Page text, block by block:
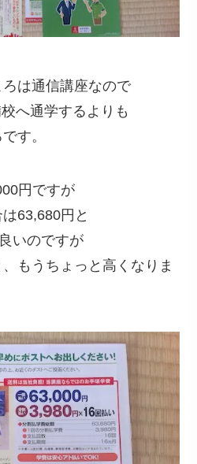
は通信講座なので
へ通学するよりも
す。
円ですが
63,680円と
いのですが
もうちょっと高くなりま